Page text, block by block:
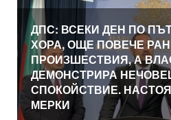
ДПС: ВСЕКИ ДЕН ПО
ХОРА, ОЩЕ ПОВЕЧЕ
ПРОИЗШЕСТВИЯ, А
ДЕМОНСТРИРА
СПОКОЙСТВИЕ.
МЕРКИ